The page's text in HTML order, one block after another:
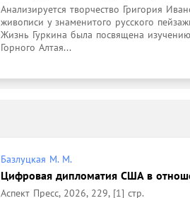
Анализируется творчество Григория
живописи у знаменитого русского
Жизнь Гуркина была посвящена
Горного Алтая...
Базлуцкая М. М.
Цифровая дипломатия США в
Аспект Пресс, 2026, 229, [1] стр.